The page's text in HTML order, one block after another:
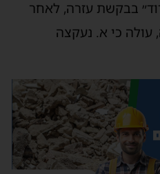
בבקשת עזרה, לאחר
כי א. נעקצה